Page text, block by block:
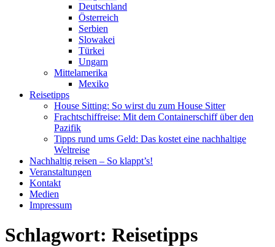
Deutschland
Österreich
Serbien
Slowakei
Türkei
Ungarn
Mittelamerika
Mexiko
Reisetipps
House Sitting: So wirst du zum House Sitter
Frachtschiffreise: Mit dem Containerschiff über den
Pazifik
Tipps rund ums Geld: Das kostet eine nachhaltige
Weltreise
Nachhaltig reisen – So klappt’s!
Veranstaltungen
Kontakt
Medien
Impressum
Schlagwort: Reisetipps